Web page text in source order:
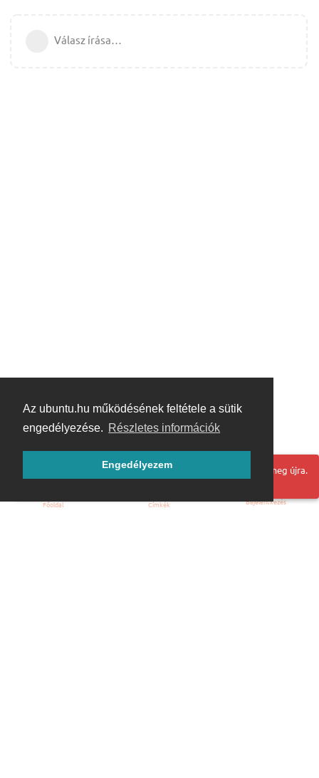
Az ubuntu.hu működésének feltétele a sütik
engedélyezése. Részletes információk
Engedélyezem
Válasz írása…
Hoppá! Valami hiba történt. Frissítse az oldalt és próbálja meg újra.
Főoldal Címkék Bejelentkezés